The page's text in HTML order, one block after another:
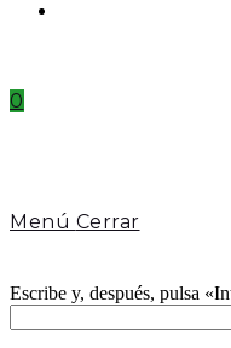
0
Menú Cerrar
Escribe y, después, pulsa